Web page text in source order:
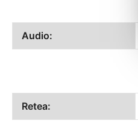
Audio:
Retea: